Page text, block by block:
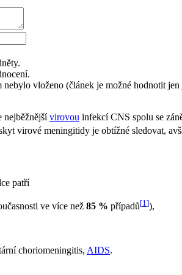
nebylo vloženo (článek je možné hodnotit
nejběžnějšívirovou infekcí CNS spolu se
virové meningitidy je obtížné sledovat,
patří
ve více než 85 % případů[1 ]),
choriomeningitis, AIDS.